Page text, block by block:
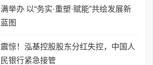
满举办 ​以“务实·重塑·赋能”共绘发展新
蓝图
震惊！泓基控股股东分红失控，中国人
民银行紧急接管